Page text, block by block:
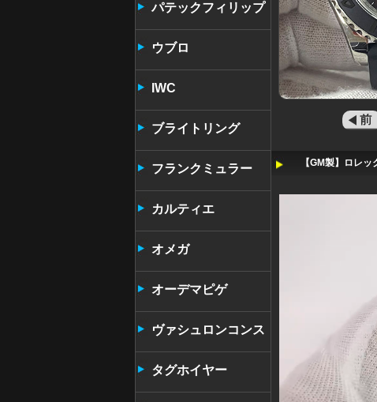
パテックフィリップ
ウブロ
IWC
ブライトリング
フランクミュラー
カルティエ
オメガ
オーデマピゲ
ヴァシュロンコンス
タンタン
タグホイヤー
【GM製】ロレ